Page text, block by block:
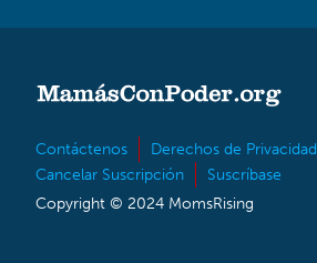
Contáctenos
Derechos de Privacidad
Cancelar Suscripción
Suscríbase
Copyright © 2024 MomsRising